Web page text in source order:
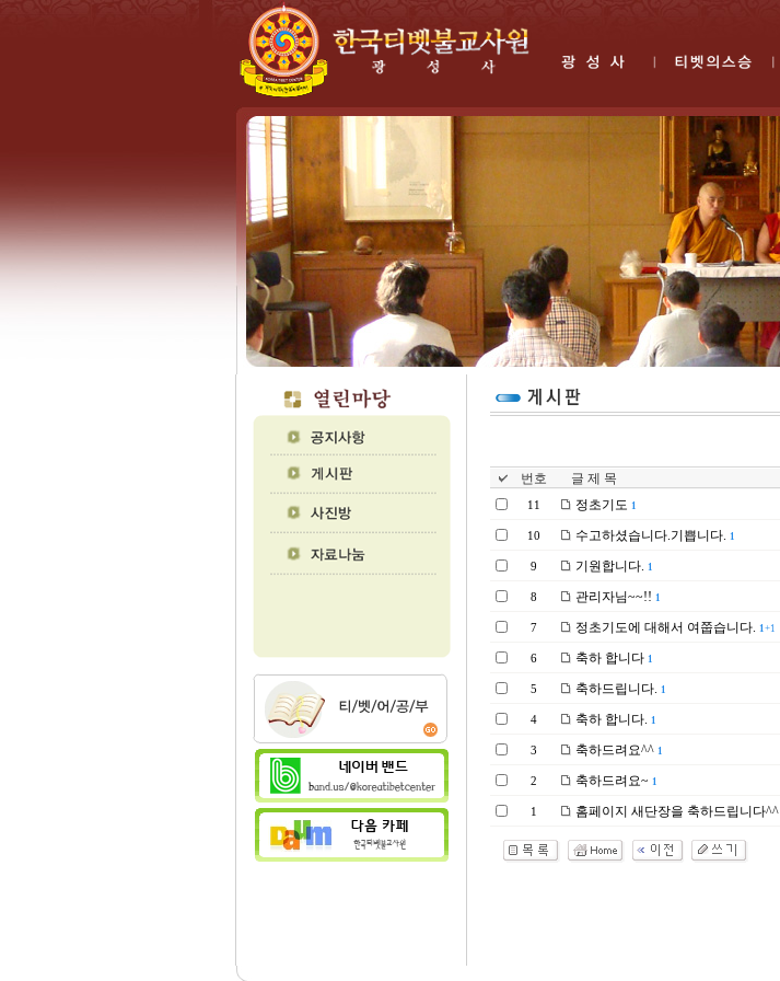
번호 글 제 목
11 정초기도 1
10 수고하셨습니다.기쁩니다. 1
9 기원합니다. 1
8 관리자님~~!! 1
7 정초기도에 대해서 여쭙습니다. 1+1
6 축하 합니다 1
5 축하드립니다. 1
4 축하 합니다. 1
3 축하드려요^^ 1
2 축하드려요~ 1
1 홈페이지 새단장을 축하드립니다^^